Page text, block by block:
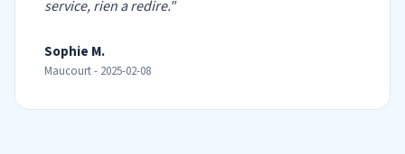
service, rien a redire."
Sophie M.
Maucourt - 2025-02-08